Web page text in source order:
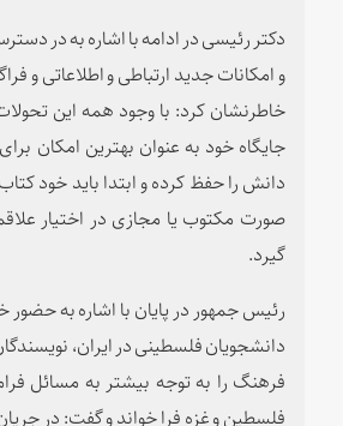
دکتر رئیسی در ادامه با اشاره به در
و امکانات جدید ارتباطی و اطلاعاتی و
خاطرنشان کرد: با وجود همه این
جایگاه خود به عنوان بهترین امکان
دانش را حفظ کرده و ابتدا باید خود
صورت مکتوب یا مجازی در اختیار
گیرد.
رئیس جمهور در پایان با اشاره به
دانشجویان فلسطینی در ایران،
فرهنگ را به توجه بیشتر به مسائل
فلسطین و غزه فرا خواند و گفت: در